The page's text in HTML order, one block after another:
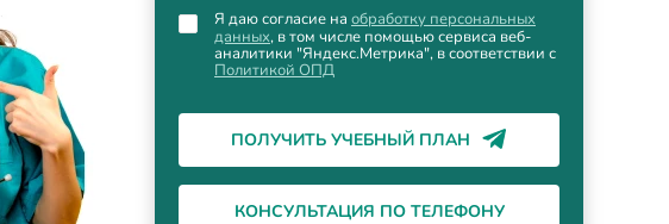
Я даю согласие на обработку персональных
данных, в том числе помощью сервиса веб-
аналитики "Яндекс.Метрика", в соответствии с
Политикой ОПД
ПОЛУЧИТЬ УЧЕБНЫЙ ПЛАН
КОНСУЛЬТАЦИЯ ПО ТЕЛЕФОНУ